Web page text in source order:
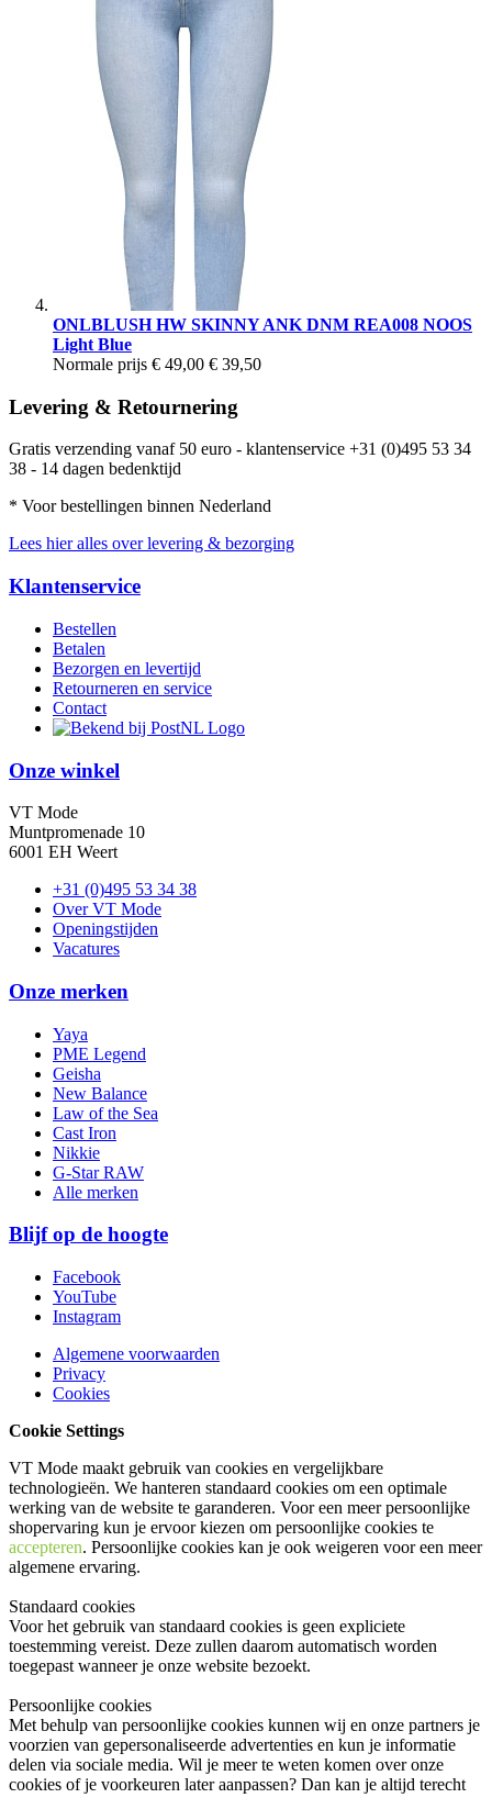
ONLBLUSH HW SKINNY ANK DNM REA008 NOOS
Light Blue
Normale prijs € 49,00 € 39,50
Levering & Retournering
Gratis verzending vanaf 50 euro - klantenservice +31 (0)495 53 34
38 - 14 dagen bedenktijd
* Voor bestellingen binnen Nederland
Lees hier alles over levering & bezorging
Klantenservice
Bestellen
Betalen
Bezorgen en levertijd
Retourneren en service
Contact
Onze winkel
VT Mode
Muntpromenade 10
6001 EH Weert
+31 (0)495 53 34 38
Over VT Mode
Openingstijden
Vacatures
Onze merken
Yaya
PME Legend
Geisha
New Balance
Law of the Sea
Cast Iron
Nikkie
G-Star RAW
Alle merken
Blijf op de hoogte
Facebook
YouTube
Instagram
Algemene voorwaarden
Privacy
Cookies
Cookie Settings
VT Mode maakt gebruik van cookies en vergelijkbare
technologieën. We hanteren standaard cookies om een optimale
werking van de website te garanderen. Voor een meer persoonlijke
shopervaring kun je ervoor kiezen om persoonlijke cookies te
accepteren. Persoonlijke cookies kan je ook weigeren voor een meer
algemene ervaring.
Standaard cookies
Voor het gebruik van standaard cookies is geen expliciete
toestemming vereist. Deze zullen daarom automatisch worden
toegepast wanneer je onze website bezoekt.
Persoonlijke cookies
Met behulp van persoonlijke cookies kunnen wij en onze partners je
voorzien van gepersonaliseerde advertenties en kun je informatie
delen via sociale media. Wil je meer te weten komen over onze
cookies of je voorkeuren later aanpassen? Dan kan je altijd terecht